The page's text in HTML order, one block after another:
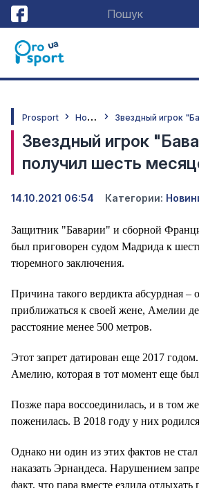
Prosport Н
овини
Звездный игрок
получил шесть
14.10.2021 06:54 Категории:
Защитник "Баварии" и сборной
был приговорен судом Мадрида к
тюремного заключения.
Причина такого вердикта абсурдная –
приближаться к своей жене, Амелии
расстояние менее 500 метров.
Этот запрет датирован еще 2017
Амелию, которая в тот момент еще
Позже пара воссоединилась, и в том
поженилась. В 2018 году у них
Однако ни один из этих фактов не
наказать Эрнандеса. Нарушением
факт, что пара вместе ездила